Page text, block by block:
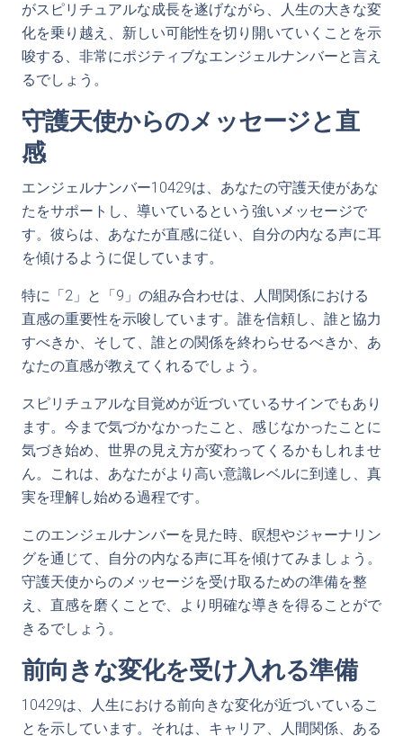
がスピリチュアルな成長を遂げながら、人生の大きな変
化を乗り越え、新しい可能性を切り開いていくことを示
唆する、非常にポジティブなエンジェルナンバーと言え
るでしょう。
守護天使からのメッセージと直
感
エンジェルナンバー10429は、あなたの守護天使があな
たをサポートし、導いているという強いメッセージで
す。彼らは、あなたが直感に従い、自分の内なる声に耳
を傾けるように促しています。
特に「2」と「9」の組み合わせは、人間関係における
直感の重要性を示唆しています。誰を信頼し、誰と協力
すべきか、そして、誰との関係を終わらせるべきか、あ
なたの直感が教えてくれるでしょう。
スピリチュアルな目覚めが近づいているサインでもあり
ます。今まで気づかなかったこと、感じなかったことに
気づき始め、世界の見え方が変わってくるかもしれませ
ん。これは、あなたがより高い意識レベルに到達し、真
実を理解し始める過程です。
このエンジェルナンバーを見た時、瞑想やジャーナリン
グを通じて、自分の内なる声に耳を傾けてみましょう。
守護天使からのメッセージを受け取るための準備を整
え、直感を磨くことで、より明確な導きを得ることがで
きるでしょう。
前向きな変化を受け入れる準備
10429は、人生における前向きな変化が近づいているこ
とを示しています。それは、キャリア、人間関係、ある